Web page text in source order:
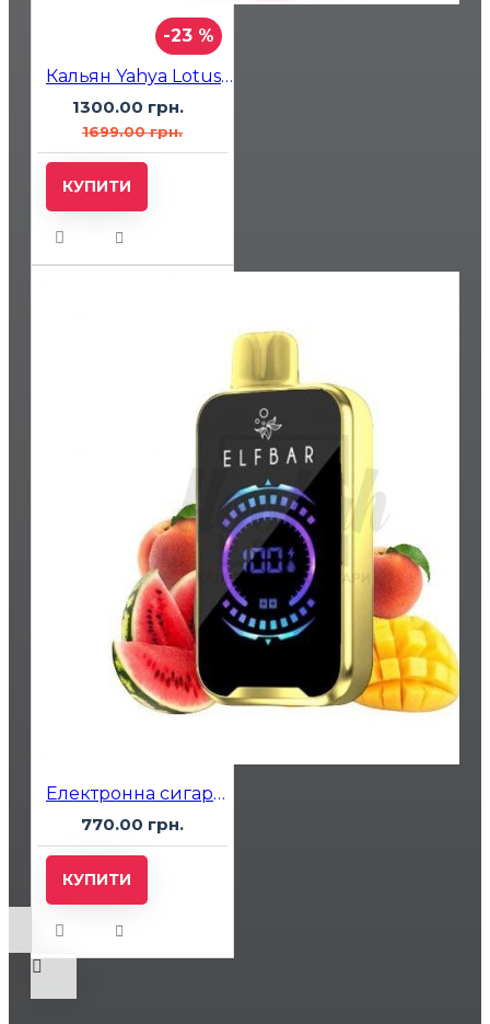
-23 %
Кальян Yahya Lotus Click Mini Червоний
1300.00 грн.
1699.00 грн.
КУПИТИ
Електронна сигарета Elf Bar RAYA D2 20000 Mango Peach Watermelon (Манго Персик Кавун)
770.00 грн.
КУПИТИ